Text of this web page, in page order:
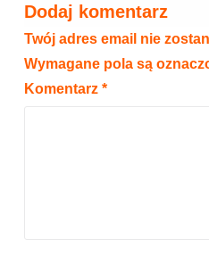
Dodaj komentarz
Twój adres email nie
Wymagane pola są
Komentarz *